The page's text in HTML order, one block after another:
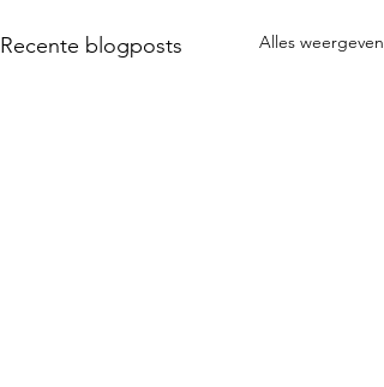
Recente blogposts Alles weergeven